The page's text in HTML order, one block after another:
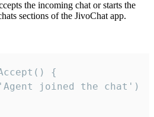
the incoming chat or starts the
sections of the JivoChat app.
{